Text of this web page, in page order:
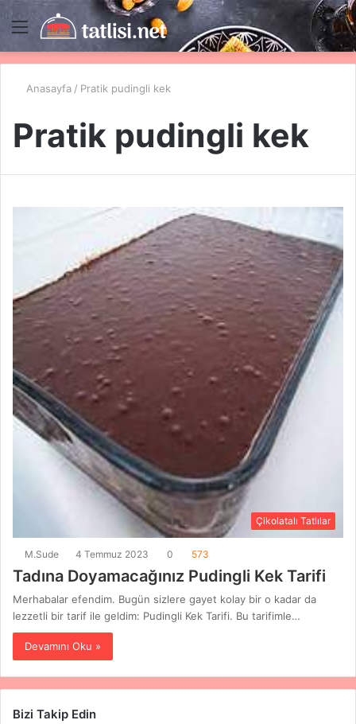
Menü
Anasayfa / Pratik pudingli kek
Pratik pudingli kek
Çikolatalı Tatlılar
M.Sude 4 Temmuz 2023 0 573
Tadına Doyamacağınız Pudingli Kek Tarifi
Merhabalar efendim. Bugün sizlere gayet kolay bir o kadar da
lezzetli bir tarif ile geldim: Pudingli Kek Tarifi. Bu tarifimle…
Devamını Oku »
Bizi Takip Edin